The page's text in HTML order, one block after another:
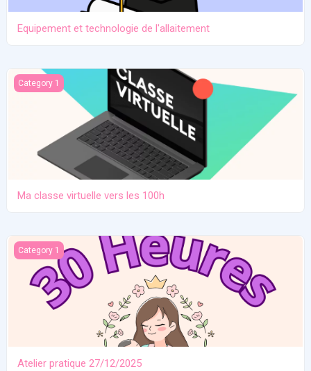
Equipement et technologie de l'allaitement
Ma classe virtuelle vers les 100h
Category 1
Ma classe virtuelle vers les 100h
Atelier pratique 27/12/2025
Category 1
Atelier pratique 27/12/2025